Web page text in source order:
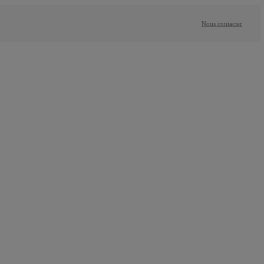
Nous contacter